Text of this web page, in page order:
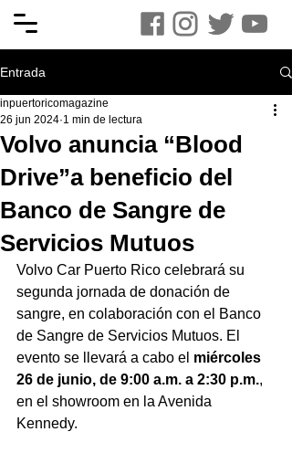
Entrada
Volvo anuncia “Blood
Drive”a beneficio del
Banco de Sangre de
Servicios Mutuos
inpuertoricomagazine
26 jun 2024 1 min de lectura
Volvo Car Puerto Rico celebrará su
segunda jornada de donación de
sangre, en colaboración con el Banco
de Sangre de Servicios Mutuos. El
evento se llevará a cabo el miércoles
26 de junio, de 9:00 a.m. a 2:30 p.m.,
en el showroom en la Avenida
Kennedy.